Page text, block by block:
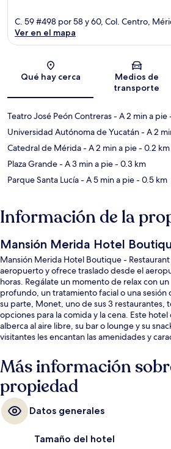
Sección
C. 59 #498 por 58 y 60, Col. Centro,
Ver en el mapa
Qué hay cerca
Medios de
transporte
Teatro José Peón Contreras- A 2 min a pie
Universidad Autónoma de Yucatán- A 2
Catedral de Mérida- A 2 min a pie- 0.2 km
Plaza Grande- A 3 min a pie- 0.3 km
Parque Santa Lucía- A 5 min a pie- 0.5 km
Información de la
Mansión Merida Hotel
Mansión Merida Hotel Boutique - Restaurant
aeropuerto y ofrece traslado desde el
horas. Regálate un momento de relax con
profundo, un tratamiento facial o una sesión
su parte, Monet, uno de sus 3 restaurantes,
opciones para la comida y la cena. Este
alberca al aire libre, su bar o lounge y su
visitantes les encantan las amenidades y
Más información
propiedad
Datos generales
Tamaño del hotel